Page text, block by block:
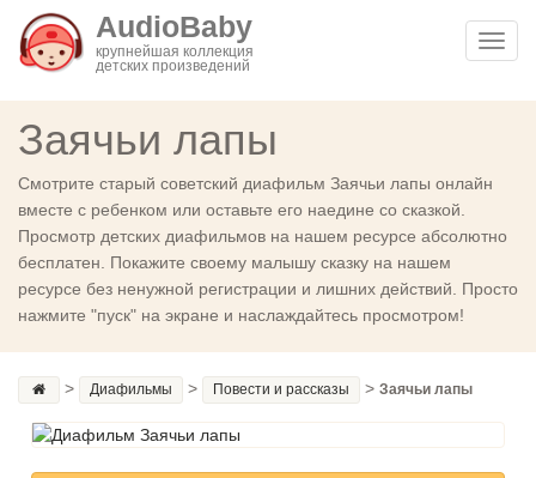
AudioBaby
крупнейшая коллекция
детских произведений
Заячьи лапы
Смотрите старый советский диафильм Заячьи лапы онлайн
вместе с ребенком или оставьте его наедине со сказкой.
Просмотр детских диафильмов на нашем ресурсе абсолютно
бесплатен. Покажите своему малышу сказку на нашем
ресурсе без ненужной регистрации и лишних действий. Просто
нажмите "пуск" на экране и наслаждайтесь просмотром!
> Диафильмы > Повести и рассказы > Заячьи лапы